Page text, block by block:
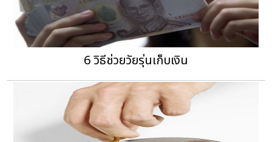
6 วิธีช่วยวัยรุ่นเก็บเงิน